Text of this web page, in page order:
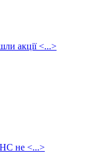
акції <...>
не <...>